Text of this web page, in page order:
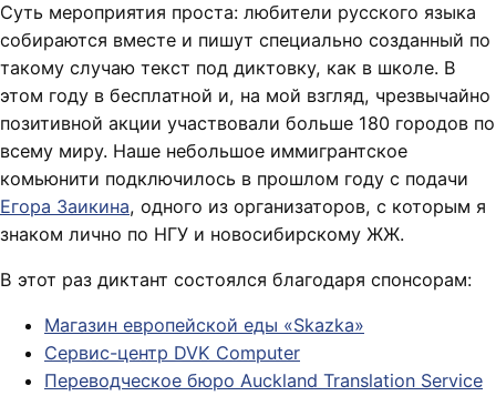
Суть мероприятия проста: любители русского языка
собираются вместе и пишут специально созданный по
такому случаю текст под диктовку, как в школе. В
этом году в бесплатной и, на мой взгляд, чрезвычайно
позитивной акции участвовали больше 180 городов по
всему миру. Наше небольшое иммигрантское
комьюнити подключилось в прошлом году с подачи
Егора Заикина, одного из организаторов, с которым я
знаком лично по НГУ и новосибирскому ЖЖ.
В этот раз диктант состоялся благодаря спонсорам:
Магазин европейской еды «Skazka»
Сервис-центр DVK Computer
Переводческое бюро Auckland Translation Service